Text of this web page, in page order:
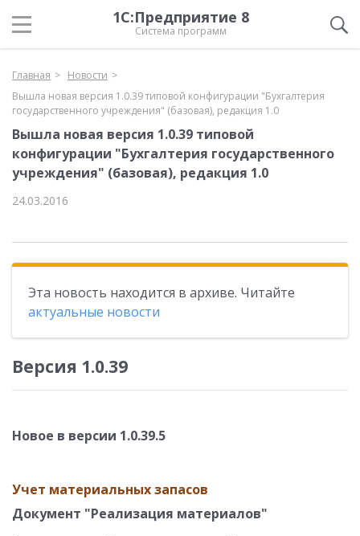
1С:Предприятие 8
Система программ
Главная
Новости
Вышла новая версия 1.0.39 типовой конфигурации "Бухгалтерия
государственного учреждения" (базовая), редакция 1.0
Вышла новая версия 1.0.39 типовой
конфигурации "Бухгалтерия государственного
учреждения" (базовая), редакция 1.0
24.03.2016
Эта новость находится в архиве. Читайте
актуальные новости
Версия 1.0.39
Новое в версии 1.0.39.5
Учет материальных запасов
Документ "Реализация материалов"